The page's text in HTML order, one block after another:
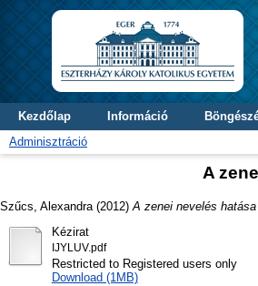
Kezdőlap Információ
Adminisztráció
A
Szűcs, Alexandra (2012) A zenei nevelés
Kézirat
IJYLUV.pdf
Restricted to Registered users only
Download (1MB)